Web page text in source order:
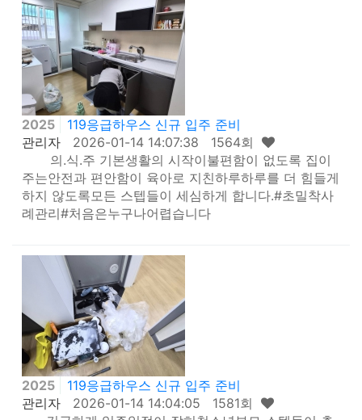
2025
119응급하우스 신규 입주 준비
관리자 2026-01-14 14:07:38 1564회
의.식.주 기본생활의 시작이불편함이 없도록 집이
주는안전과 편안함이 육아로 지친하루하루를 더 힘들게
하지 않도록모든 스텝들이 세심하게 합니다.#초밀착사
례관리#처음은누구나어렵습니다
2025
119응급하우스 신규 입주 준비
관리자 2026-01-14 14:04:05 1581회